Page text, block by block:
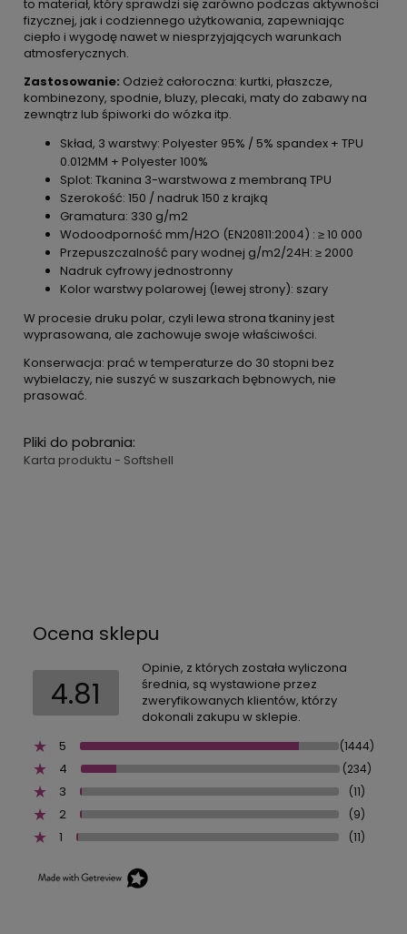
to materiał, który sprawdzi się zarówno podczas aktywności
fizycznej, jak i codziennego użytkowania, zapewniając
ciepło i wygodę nawet w niesprzyjających warunkach
atmosferycznych.
Zastosowanie: Odzież całoroczna: kurtki, płaszcze,
kombinezony, spodnie, bluzy, plecaki, maty do zabawy na
zewnątrz lub śpiworki do wózka itp.
Skład, 3 warstwy: Polyester 95% / 5% spandex + TPU
0.012MM + Polyester 100%
Splot: Tkanina 3-warstwowa z membraną TPU
Szerokość: 150 / nadruk 150 z krajką
Gramatura: 330 g/m2
Wodoodporność mm/H2O (EN20811:2004) : ≥ 10 000
Przepuszczalność pary wodnej g/m2/24H: ≥ 2000
Nadruk cyfrowy jednostronny
Kolor warstwy polarowej (lewej strony): szary
W procesie druku polar, czyli lewa strona tkaniny jest
wyprasowana, ale zachowuje swoje właściwości.
Konserwacja: prać w temperaturze do 30 stopni bez
wybielaczy, nie suszyć w suszarkach bębnowych, nie
prasować.
Pliki do pobrania:
Karta produktu - Softshell
Ocena sklepu
4.81
Opinie, z których została wyliczona
średnia, są wystawione przez
zweryfikowanych klientów, którzy
dokonali zakupu w sklepie.
5
(1444)
4 (234)
3 (11)
2 (9)
1 (11)